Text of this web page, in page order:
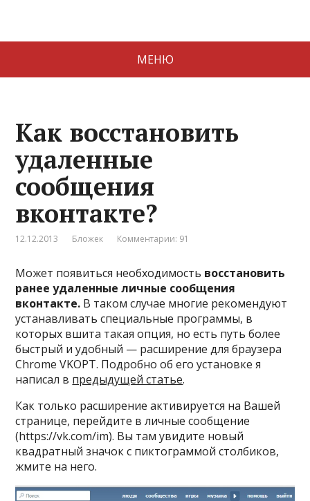
МЕНЮ
Как восстановить
удаленные
сообщения
вконтакте?
12.12.2013 Бложек Комментарии: 91
Может появиться необходимость восстановить
ранее удаленные личные сообщения
вконтакте. В таком случае многие рекомендуют
устанавливать специальные программы, в
которых вшита такая опция, но есть путь более
быстрый и удобный — расширение для браузера
Chrome VKOPT. Подробно об его установке я
написал в предыдущей статье.
Как только расширение активируется на Вашей
странице, перейдите в личные сообщение
(https://vk.com/im). Вы там увидите новый
квадратный значок с пиктограммой столбиков,
жмите на него.